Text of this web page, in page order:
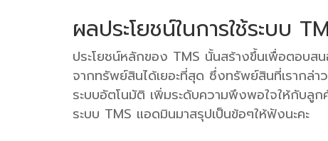
ผลประโยชน์ในการใช้ระบบ
ประโยชน์หลักของ TMS นั้นสร้างขึ้นเพื่อตอบส
จากทรัพย์สินได้เยอะที่สุด ซึ่งทรัพย์สินที่เรากล่
ระบบอัตโนมัติ เพิ่มระดับความพึงพอใจให้กับลู
ระบบ TMS แอดมินมาสรุปเป็นข้อๆให้ฟังนะคะ